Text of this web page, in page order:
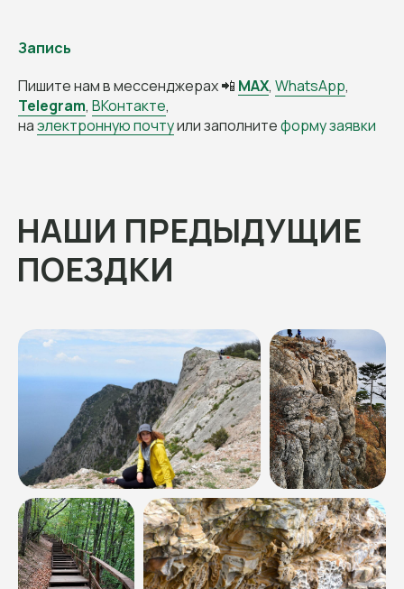
Запись
Пишите нам в мессенджерах 📲 MAX, WhatsApp,
Telegram, ВКонтакте,
наэлектронную почтуили заполнитеформу заявки
Расписание Все туры
Многодневные
Однодневные
Термальные источники
Снаряжение для похода
Правила походов
Скидки и акции
Подарочные сертификаты
Частые вопросы Турист Кубани Турист РФ
Туристам
Общий Праздничные
Календарь
Архыз
Адыгея
Абхазия
Краснодарский край
КЧР
Приэльбрусье
Северная Осетия
Чечня
Ставропольский край
Направления